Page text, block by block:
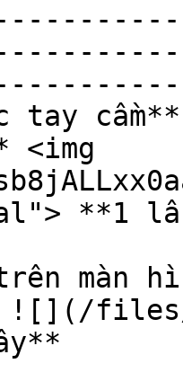
tay
<img
**1
trên
![](/files/